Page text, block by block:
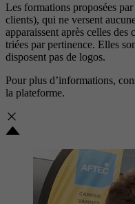
Les formations proposées
clients), qui ne versent
apparaissent après celles des
triées par pertinence. Elles
disposent pas de logos.
Pour plus d’informations,
la plateforme.